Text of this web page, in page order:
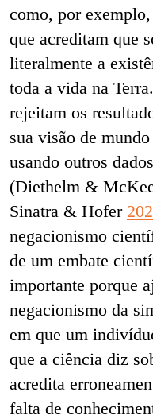
como, por
que acreditam que
literalmente a
toda a vida na
rejeitam os
sua visão de
usando outros
(Diethelm &
Sinatra & Hofer
negacionismo
de um embate
importante porque
negacionismo da
em que um
que a ciência diz
acredita
falta de